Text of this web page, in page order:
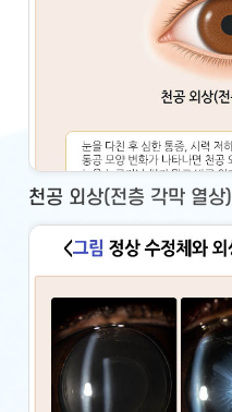
천공 외상(전층 각막 열상)